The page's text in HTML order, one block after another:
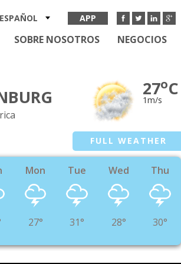
APP
ESPAÑOL
SOBRE NOSOTROS NEGOCIOS
27oC
1m/s
FULL WEATHER
Mon
27°
Tue
31°
Wed
28°
Thu
30°